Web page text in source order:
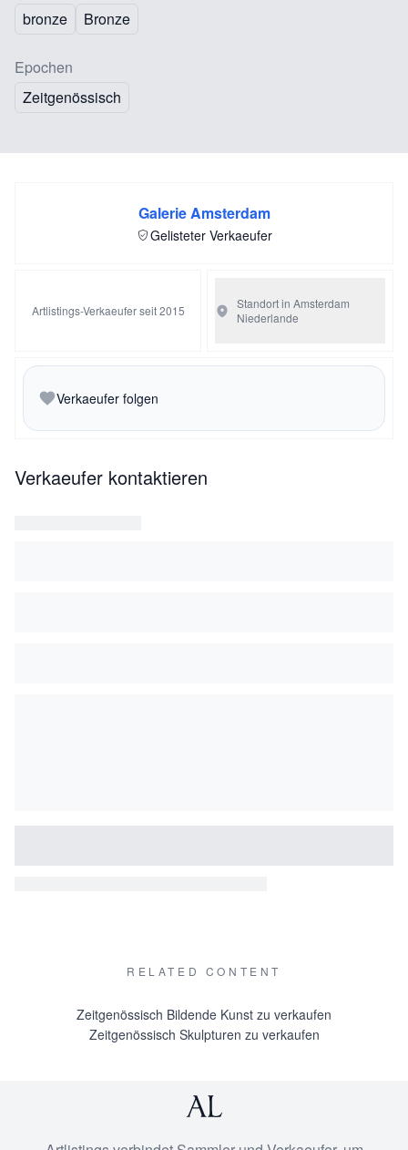
bronze
Bronze
Epochen
Zeitgenössisch
Galerie Amsterdam
Gelisteter Verkaeufer
Artlistings-Verkaeufer seit 2015
Standort in Amsterdam
Niederlande
Verkaeufer folgen
Verkaeufer kontaktieren
RELATED CONTENT
Zeitgenössisch Bildende Kunst zu verkaufen
Zeitgenössisch Skulpturen zu verkaufen